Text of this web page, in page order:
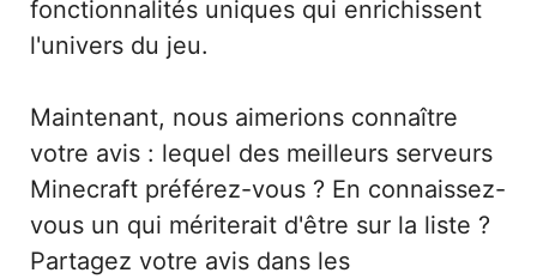
fonctionnalités uniques qui enrichissent
l'univers du jeu.
Maintenant, nous aimerions connaître
votre avis : lequel des meilleurs serveurs
Minecraft préférez-vous ? En connaissez-
vous un qui mériterait d'être sur la liste ?
Partagez votre avis dans les